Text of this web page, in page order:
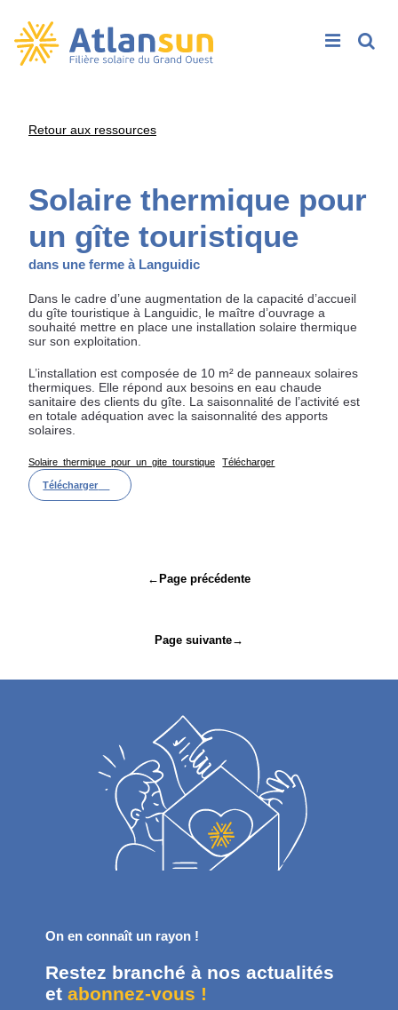
Retour aux ressources
Solaire thermique pour
un gîte touristique
dans une ferme à Languidic
Dans le cadre d’une augmentation de la capacité d’accueil
du gîte touristique à Languidic, le maître d’ouvrage a
souhaité mettre en place une installation solaire thermique
sur son exploitation.
L’installation est composée de 10 m² de panneaux solaires
thermiques. Elle répond aux besoins en eau chaude
sanitaire des clients du gîte. La saisonnalité de l’activité est
en totale adéquation avec la saisonnalité des apports
solaires.
Solaire_thermique_pour_un_gite_tourstique Télécharger
Télécharger
← Page précédente
Page suivante→
On en connaît un rayon !
Restez branché à nos actualités
etabonnez-vous !